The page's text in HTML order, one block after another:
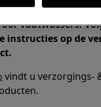
een specifiek
vaatwassers.
instructies op de
vindt u verzorgings-